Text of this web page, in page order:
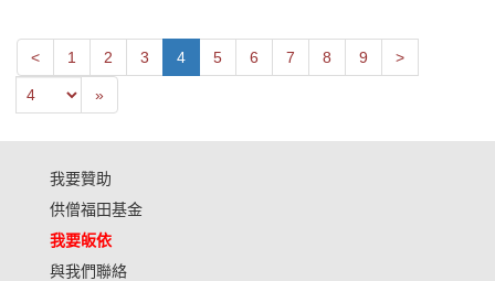
<Next1 2 3 4 5 6 7 8 9 >Previous
»Last
我要贊助
供僧福田基金
我要皈依
與我們聯絡